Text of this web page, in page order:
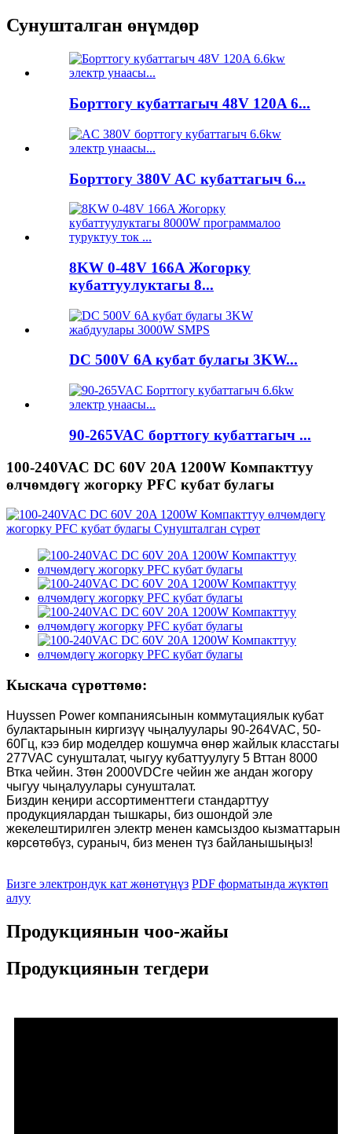
Сунушталган өнүмдөр
Борттогу кубаттагыч 48V 120A 6...
Борттогу 380V AC кубаттагыч 6...
8KW 0-48V 166A Жогорку
кубаттуулуктагы 8...
DC 500V 6A кубат булагы 3KW...
90-265VAC борттогу кубаттагыч ...
100-240VAC DC 60V 20A 1200W Компакттуу
өлчөмдөгү жогорку PFC кубат булагы
Кыскача сүрөттөмө:
Huyssen Power компаниясынын коммутациялык кубат
булактарынын киргизүү чыңалуулары 90-264VAC, 50-
60Гц, кээ бир моделдер кошумча өнөр жайлык класстагы
277VAC сунушталат, чыгуу кубаттуулугу 5 Вттан 8000
Втка чейин. 3төн 2000VDCге чейин же андан жогору
чыгуу чыңалуулары сунушталат.
Биздин кеңири ассортименттеги стандарттуу
продукциялардан тышкары, биз ошондой эле
жекелештирилген электр менен камсыздоо кызматтарын
көрсөтөбүз, сураныч, биз менен түз байланышыңыз!
Бизге электрондук кат жөнөтүңүз PDF форматында жүктөп
алуу
Продукциянын чоо-жайы
Продукциянын тегдери